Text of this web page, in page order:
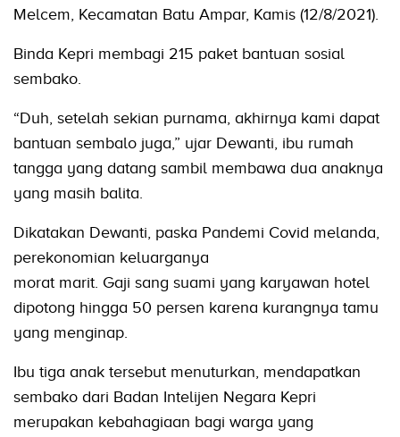
Melcem, Kecamatan Batu Ampar, Kamis (12/8/2021).
Binda Kepri membagi 215 paket bantuan sosial
sembako.
“Duh, setelah sekian purnama, akhirnya kami dapat
bantuan sembalo juga,” ujar Dewanti, ibu rumah
tangga yang datang sambil membawa dua anaknya
yang masih balita.
Dikatakan Dewanti, paska Pandemi Covid melanda,
perekonomian keluarganya
morat marit. Gaji sang suami yang karyawan hotel
dipotong hingga 50 persen karena kurangnya tamu
yang menginap.
Ibu tiga anak tersebut menuturkan, mendapatkan
sembako dari Badan Intelijen Negara Kepri
merupakan kebahagiaan bagi warga yang